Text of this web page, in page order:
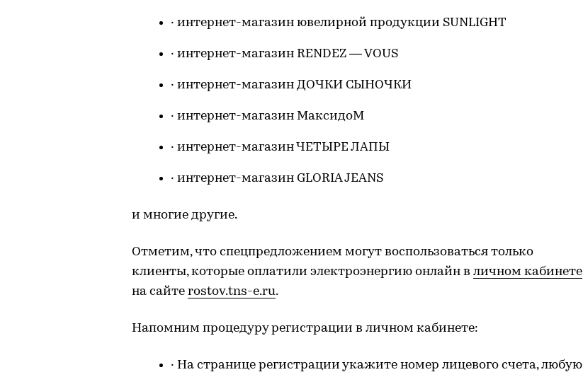
· интернет-магазин ювелирной продукции SUNLIGHT
· интернет-магазин RENDEZ — VOUS
· интернет-магазин ДОЧКИ СЫНОЧКИ
· интернет-магазин МаксидоМ
· интернет-магазин ЧЕТЫРЕ ЛАПЫ
· интернет-магазин GLORIA JEANS
и многие другие.
Отметим, что спецпредложением могут воспользоваться только
клиенты, которые оплатили электроэнергию онлайн в личном кабинете
на сайте rostov.tns-e.ru.
Напомним процедуру регистрации в личном кабинете:
· На странице регистрации укажите номер лицевого счета, любую